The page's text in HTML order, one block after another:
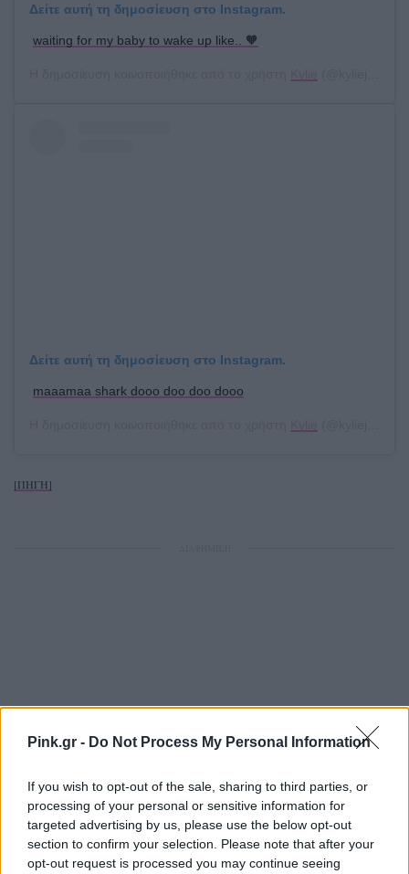
Pink.gr - Do Not Process My Personal Information
If you wish to opt-out of the sale, sharing to third parties, or
processing of your personal or sensitive information for
targeted advertising by us, please use the below opt-out
section to confirm your selection. Please note that after your
opt-out request is processed you may continue seeing
Δείτε αυτή τη δημοσίευση στο Instagram.
waiting for my baby to wake up like.. 🧡
Δείτε αυτή τη δημοσίευση στο Instagram.
maaamaa shark dooo doo doo dooo
[ΠΗΓΗ]